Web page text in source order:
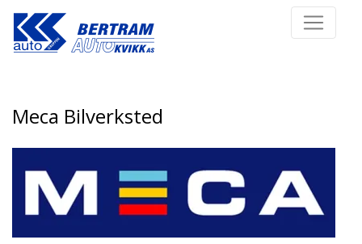
Meca Bilverksted